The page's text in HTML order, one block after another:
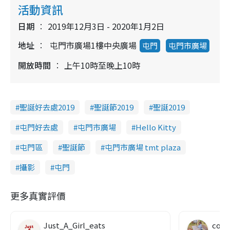
活動資訊
日期
2019年12月3日 - 2020年1月2日
地址
屯門市廣場1樓中央廣場 屯門 屯門市廣場
開放時間 上午10時至晚上10時
聖誕好去處2019 聖誕節2019
聖誕2019
屯門好去處
屯門市廣場
Hello Kitty
屯門區
聖誕節
屯門市廣場 tmt plaza
攝影
屯門
更多真實評價
Just_A_Girl_eats co